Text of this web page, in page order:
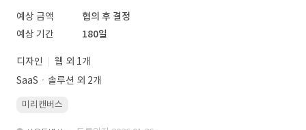
예상 금액
협의 후 결정
예상 기간
180일
디자인
웹 외 1개
SaaSㆍ솔루션 외 2개
미리캔버스